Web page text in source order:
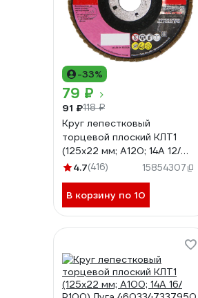
-33%
79 ₽
91 ₽118 ₽
Круг лепестковый
торцевой плоский КЛТ1
(125х22 мм; А120; 14А 12/
Р120) Луга 4603347337943
4.7(416) 15854307
В корзину по 10